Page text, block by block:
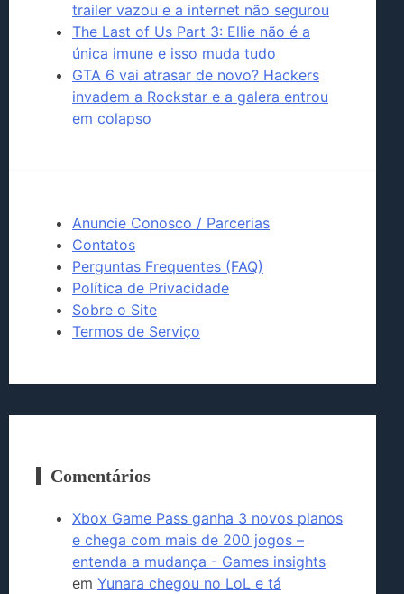
trailer vazou e a internet não segurou
The Last of Us Part 3: Ellie não é a
única imune e isso muda tudo
GTA 6 vai atrasar de novo? Hackers
invadem a Rockstar e a galera entrou
em colapso
Anuncie Conosco / Parcerias
Contatos
Perguntas Frequentes (FAQ)
Política de Privacidade
Sobre o Site
Termos de Serviço
Comentários
Xbox Game Pass ganha 3 novos planos
e chega com mais de 200 jogos –
entenda a mudança - Games insights
em Yunara chegou no LoL e tá